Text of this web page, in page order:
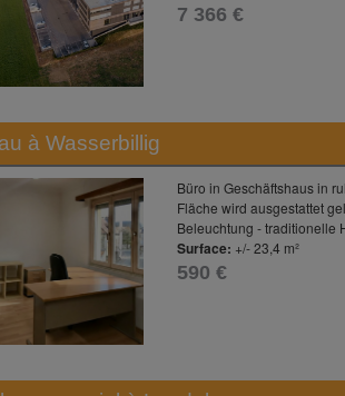
7 366 €
à Wasserbillig
Büro in Geschäftshaus in
Fläche wird ausgestattet
Beleuchtung - traditionelle
Surface: +/- 23,4 m²
590 €